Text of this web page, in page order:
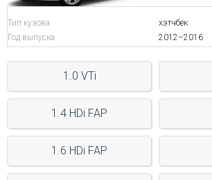
17-
52
Пн-
9:00
21:00
Сб-
C
Тип кузова
хэтчбек
Год выпуска
2012–2016
1.0 VTi
1.4 HDi FAP
1.6 HDi FAP